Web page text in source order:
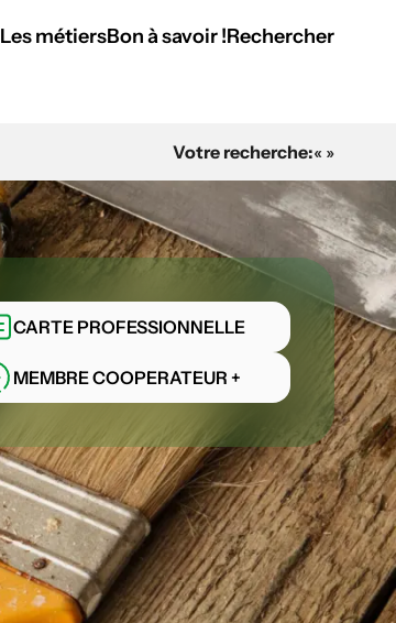
Les métiersBon à savoir !Rechercher
Votre recherche:« »
CARTE PROFESSIONNELLE
MEMBRE COOPERATEUR +